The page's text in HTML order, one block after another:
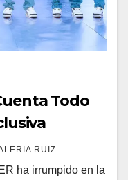
Todo
RUIZ
ha irrumpido en la